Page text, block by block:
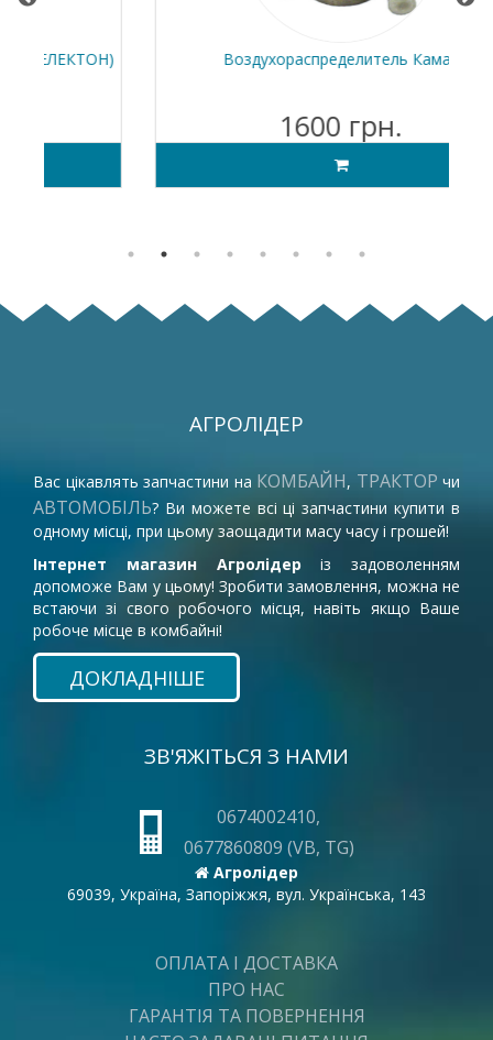
Воздухораспределитель Камаз
1600 грн.
АГРОЛІДЕР
Вас цікавлять запчастини на КОМБАЙН, ТРАКТОР чи
АВТОМОБІЛЬ? Ви можете всі ці запчастини купити в
одному місці, при цьому заощадити масу часу і грошей!
Інтернет магазин Агролідер із задоволенням
допоможе Вам у цьому! Зробити замовлення, можна не
встаючи зі свого робочого місця, навіть якщо Ваше
робоче місце в комбайні!
ДОКЛАДНІШЕ
ЗВ'ЯЖІТЬСЯ З НАМИ
0674002410,
0677860809 (VB, TG)
Агролідер
69039, Україна, Запоріжжя, вул. Українська, 143
ОПЛАТА І ДОСТАВКА
ПРО НАС
ГАРАНТІЯ ТА ПОВЕРНЕННЯ